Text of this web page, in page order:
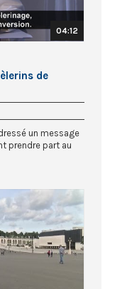
04:12
de
un message
prendre part au